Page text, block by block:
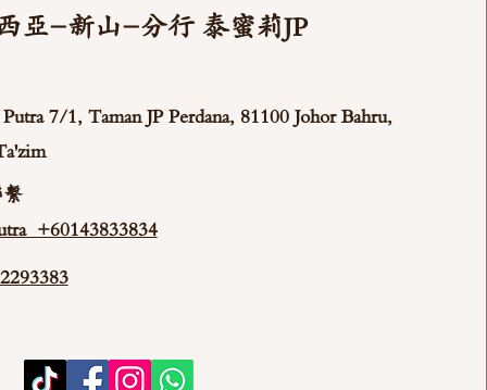
亞-新山-分行 泰蜜莉JP
Putra 7/1, Taman JP Perdana, 81100 Johor Bahru,
繫
+60143833834